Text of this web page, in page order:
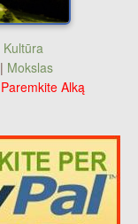
Kultūra
| Mokslas
Paremkite Alką